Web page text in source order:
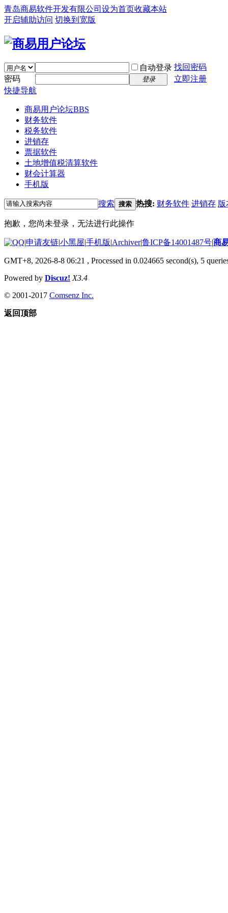
青岛商易软件开发有限公司 设为首页收藏本站
开启辅助访问 切换到宽版
自动登录 找回密码
密码
登录
立即注册
快捷导航
商易用户论坛BBS
财务软件
税务软件
进销存
票据软件
土地增值税清算软件
财会计算器
手机版
搜索 搜索 热搜: 财务软件 进销存 版
抱歉，您尚未登录，无法进行此操作
|申请友链|小黑屋|手机版|Archiver|鲁ICP备14001487号|商
GMT+8, 2026-8-8 06:21 , Processed in 0.024665 second(s), 5
Powered by Discuz! X3.4
© 2001-2017 Comsenz Inc.
返回顶部